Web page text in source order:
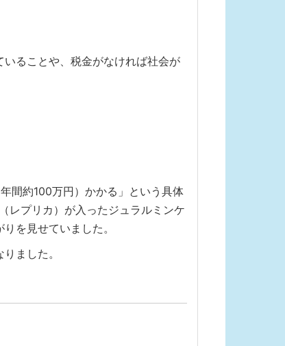
ることや、税金がなければ社会が
間約100万円）かかる」という具体
レプリカ）が入ったジュラルミンケ
を見せていました。
ました。